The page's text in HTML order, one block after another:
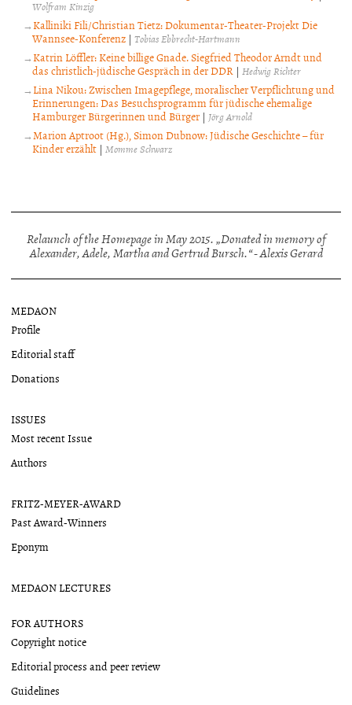
Wolfram Kinzig
Kalliniki Fili/Christian Tietz: Dokumentar-Theater-Projekt Die
Wannsee-Konferenz | Tobias Ebbrecht-Hartmann
Katrin Löffler: Keine billige Gnade. Siegfried Theodor Arndt und
das christlich-jüdische Gespräch in der DDR | Hedwig Richter
Lina Nikou: Zwischen Imagepflege, moralischer Verpflichtung und
Erinnerungen: Das Besuchsprogramm für jüdische ehemalige
Hamburger Bürgerinnen und Bürger | Jörg Arnold
Marion Aptroot (Hg.), Simon Dubnow: Jüdische Geschichte – für
Kinder erzählt | Momme Schwarz
Relaunch of the Homepage in May 2015. „Donated in memory of
Alexander, Adele, Martha and Gertrud Bursch.“ - Alexis Gerard
MEDAON
Profile
Editorial staff
Donations
ISSUES
Most recent Issue
Authors
FRITZ-MEYER-AWARD
Past Award-Winners
Eponym
MEDAON LECTURES
FOR AUTHORS
Copyright notice
Editorial process and peer review
Guidelines